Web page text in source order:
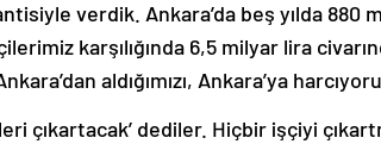
verdik. Ankara’da beş yılda 880
karşılığında 6,5 milyar lira
aldığımızı, Ankara’ya
çıkartacak’ dediler. Hiçbir işçiyi